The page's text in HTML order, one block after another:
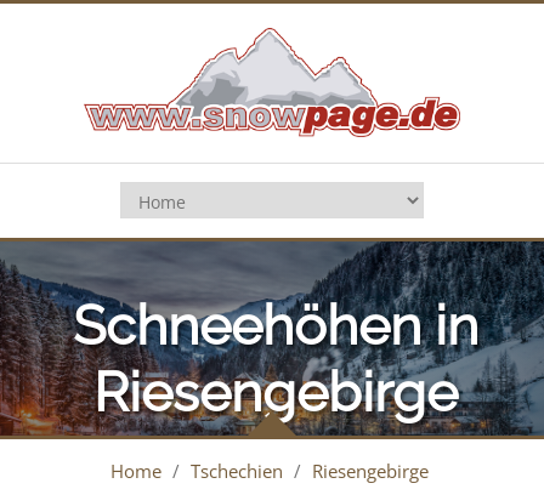
Schneehöhen in
Riesengebirge
Home / Tschechien / Riesengebirge